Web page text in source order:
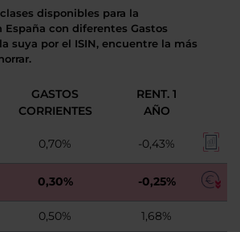
disponibles para la
con diferentes Gastos
suya por el ISIN, encuentre la más
GASTOS
CORRIENTES
RENT. 1
AÑO
0,70% -0,43%
0,30% -0,25%
0,50% 1,68%